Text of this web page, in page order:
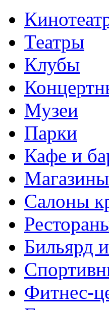
Театры
Клубы
Музеи
Парки
Кафе и
Магазины
Салоны
Бильярд
Фитнес-